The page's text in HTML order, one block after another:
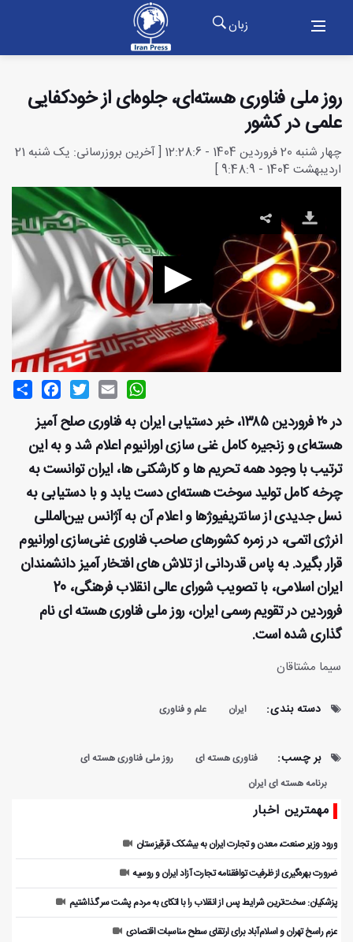
زبان
روز ملی فناوری هسته‌ای، جلوه‌ای از خودکفایی
علمی در کشور
چهار شنبه 20 فروردین 1404 - 12:28:6 [ آخرین بروزرسانی: یک شنبه 21
اردیبهشت 1404 - 9:48:9 ]
Share
FacebookTwitterEmail
WhatsApp
در ۲۰ فروردین ۱۳۸۵، خبر دستیابی ایران به فناوری صلح آمیز
هسته‌ای و زنجیره کامل غنی سازی اورانیوم اعلام شد و به این
ترتیب با وجود همه تحریم ها و کارشکنی ها، ایران توانست به
چرخه کامل تولید سوخت هسته‌ای دست یابد و با دستیابی به
نسل جدیدی از سانتریفیو‌ژها و اعلام آن به آژانس بین‌المللی
انرژی اتمی، در زمره کشورهای صاحب فناوری غنی‌سازی اورانیوم
قرار بگیرد. به پاس قدردانی از تلاش های افتخار آمیز دانشمندان
ایران اسلامی، با تصویب شورای عالی انقلاب فرهنگی، 20
فروردین در تقویم رسمی ایران، روز ملی فناوری هسته ای نام
گذاری شده است.
سیما مشتاقان
دسته بندی: ایران علم و فناوری
بر چسب: فناوری هسته ای
روز ملی فناوری هسته ای
برنامه هسته ای ایران
مهمترین اخبار
ورود وزیر صنعت، معدن و تجارت ایران به بیشکک قرقیزستان
ضرورت بهره‌گیری از ظرفیت توافقنامه تجارت آزاد ایران و روسیه
پزشکیان: سخت‌ترین شرایط پس از انقلاب را با اتکای به مردم پشت سر گذاشتیم
عزم راسخ تهران و اسلام‌آباد برای ارتقای سطح مناسبات اقتصادی